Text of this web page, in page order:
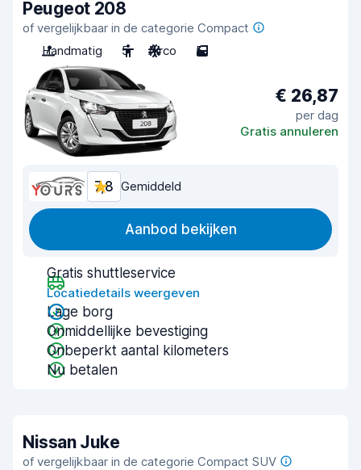
Peugeot 208
of vergelijkbaar in de categorie Compact
Handmatig
5 Airco 5
€ 26,87
per dag
Gratis annuleren
7,8 Gemiddeld
Aanbod bekijken
Gratis shuttleservice
Locatiedetails weergeven
Lage borg
Onmiddellijke bevestiging
Onbeperkt aantal kilometers
Nu betalen
Nissan Juke
of vergelijkbaar in de categorie Compact SUV